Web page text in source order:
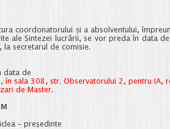
coordonatorului și a absolventului,
ale Sintezei lucrării, se vor preda în data
secretarul de comisie.
data de
în sala 308, str. Observatorului 2, pentru
de Master.
– preşedinte